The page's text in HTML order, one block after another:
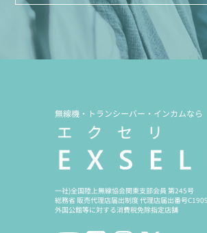
無線機・トランシーバー・インカムなら
一社)全国陸上無線協会関東支部会員 第245号
総務省 販売代理店届出制度 代理店届出番号
外国公館等に対する消費税免除指定店舗